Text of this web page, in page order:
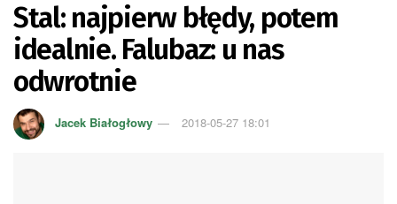
Stal: najpierw błędy, potem
idealnie. Falubaz: u nas
odwrotnie
Jacek Białogłowy 2018-05-27 18:01